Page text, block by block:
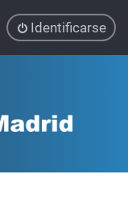
Identificarse